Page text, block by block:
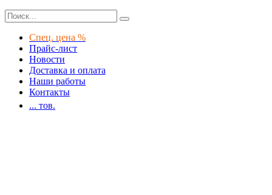
Спец. цена %
Прайс-лист
Новости
Доставка и оплата
Наши работы
Контакты
... тов.